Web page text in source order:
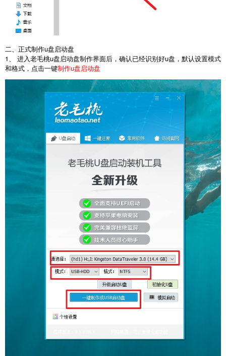
二、正式制作u盘启动盘
1、 进入老毛桃u盘启动盘制作界面后，确认已经识别好u盘，默认设置模式
和格式，点击一键制作u盘启动盘